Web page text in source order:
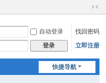
切
到
窄
自动登录
找回密码
登录 立即注册
快捷导航